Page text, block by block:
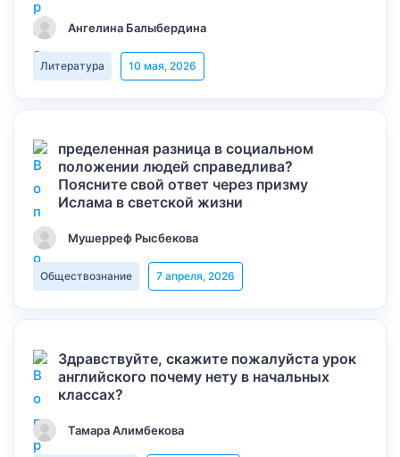
Ангелина Балыбердина
Литература 10 мая, 2026
пределенная разница в социальном
положении людей справедлива?
Поясните свой ответ через призму
Ислама в светской жизни
Мушерреф Рысбекова
Обществознание 7 апреля, 2026
Здравствуйте, скажите пожалуйста урок
английского почему нету в начальных
классах?
Тамара Алимбекова